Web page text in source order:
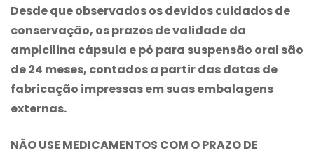
Desde que observados os devidos cuidados de
conservação, os prazos de validade da
ampicilina cápsula e pó para suspensão oral são
de 24 meses, contados a partir das datas de
fabricação impressas em suas embalagens
externas.
NÃO USE MEDICAMENTOS COM O PRAZO DE